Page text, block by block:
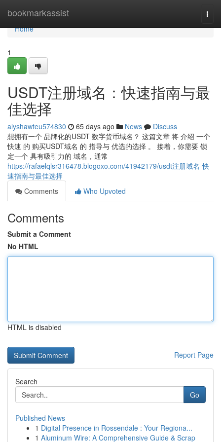
bookmarkassist
Home
Home
1
USDT注册域名：快速指南与最
佳选择
alyshawteu574830 65 days ago News
Discuss
想拥有一个 品牌化的USDT 数字货币域名？ 这篇文章 将 介绍 一个
快速 的 购买USDT域名 的 指导与 优选的选择 。 接着，你需要 锁
定一个 具有吸引力的 域名，通常
https://rafaelqlsr316478.blogoxo.com/41942179/usdt注册域名-快
速指南与最佳选择
Comments
Who Upvoted
Comments
Submit a Comment
No HTML
HTML is disabled
Report Page
Search
Go
Published News
1 Digital Presence in Rossendale : Your Regiona...
1 Aluminum Wire: A Comprehensive Guide & Scrap